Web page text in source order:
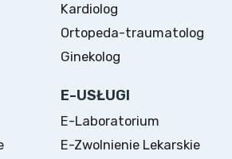
Kardiolog
Ortopeda-traumatolog
Ginekolog
E-USŁUGI
E-Laboratorium
E-Zwolnienie Lekarskie